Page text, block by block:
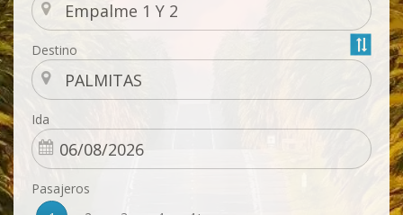
Destino
Ida
Pasajeros